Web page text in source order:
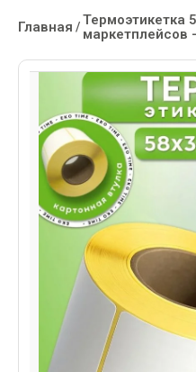
Главная /Термоэтикетка
маркетплейсов